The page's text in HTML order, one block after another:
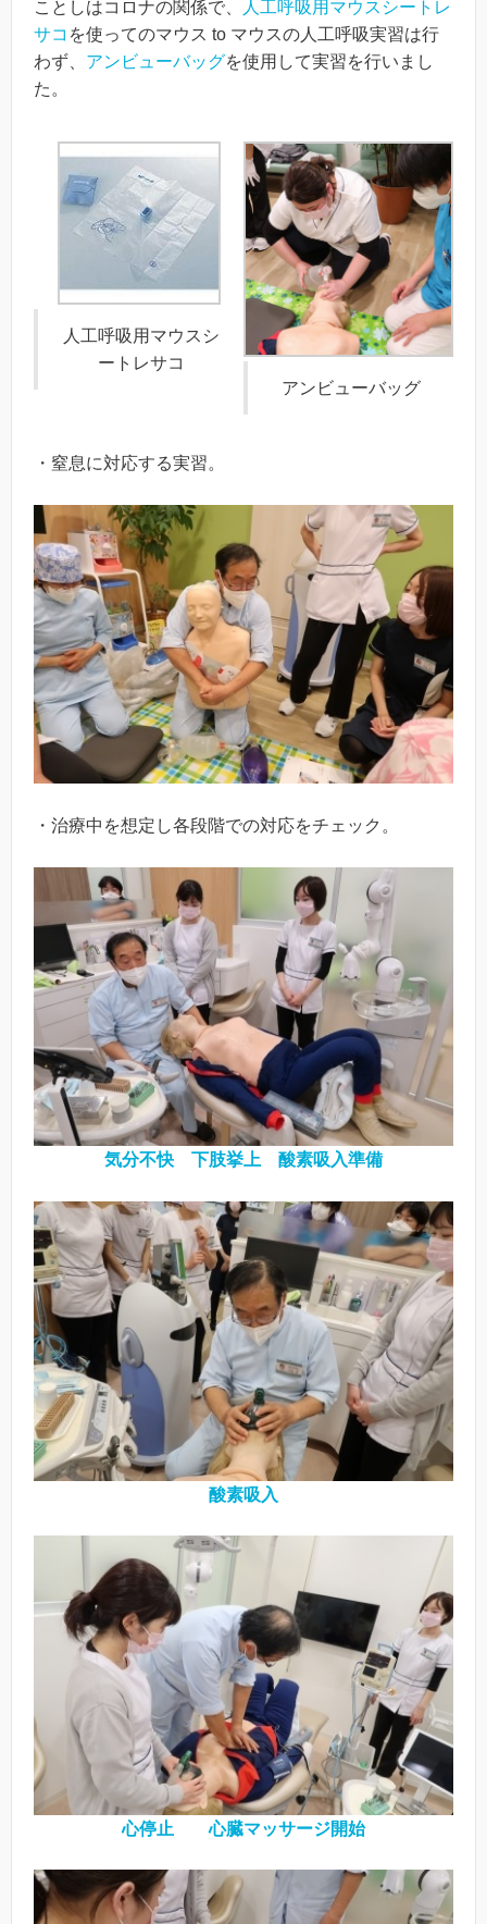
ことしはコロナの関係で、
人工呼吸用マウスシートレ
サコ を使ってのマウス to マウスの人工呼吸実習は行
わず、 アンビューバッグを使用して実習を行いまし
た。
人工呼吸用マウスシ
ートレサコ
アンビューバッグ
・窒息に対応する実習。
・治療中を想定し各段階での対応をチェック。
気分不快 下肢挙上 酸素吸入準備
酸素吸入
心停止 心臓マッサージ開始